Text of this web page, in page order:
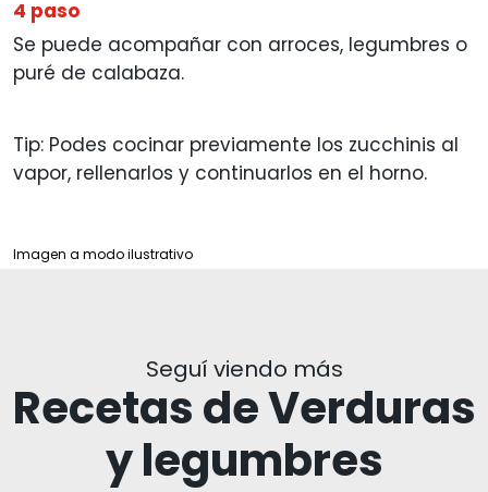
4 paso
Se puede acompañar con arroces, legumbres o
puré de calabaza.
Tip: Podes cocinar previamente los zucchinis al
vapor, rellenarlos y continuarlos en el horno.
Imagen a modo ilustrativo
Seguí viendo más
Recetas de Verduras
y legumbres